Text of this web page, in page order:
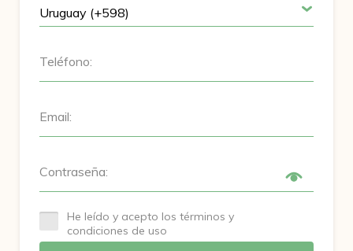
Teléfono:
Email:
Contraseña:
He leído y acepto los términos y
condiciones de uso